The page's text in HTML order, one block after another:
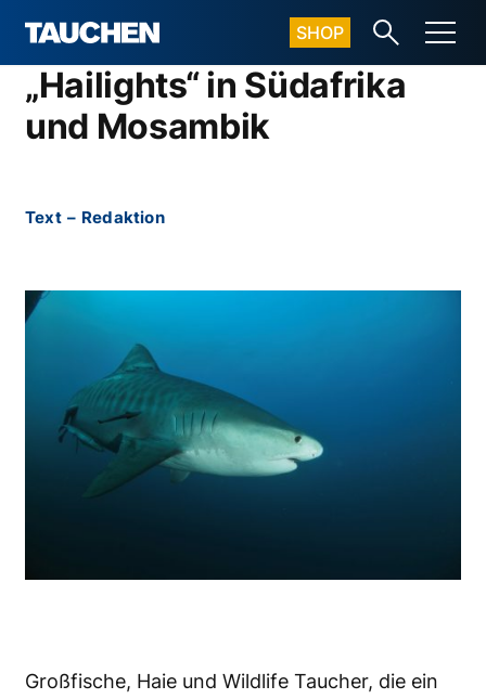
SHOP
„Hailights“ in Südafrika
und Mosambik
Text – Redaktion
Großfische, Haie und Wildlife Taucher, die ein